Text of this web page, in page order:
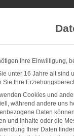
UNSERE STÄLLE
Ihre Einwilligung,
unter 16 Jahre alt sind
Sie Ihre
Cookies und
während andere uns
Daten
und Inhalte oder die
Ihrer Daten